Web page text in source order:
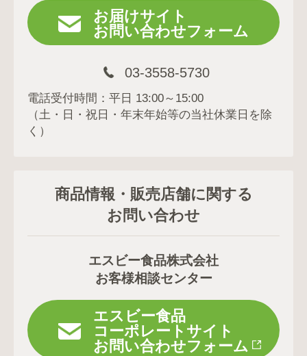
お届けサイト
お問い合わせフォーム
03-3558-5730
電話受付時間：平日 13:00～15:00
（土・日・祝日・年末年始等の当社休業日を除
く）
商品情報・販売店舗に関する
お問い合わせ
エスビー食品株式会社
お客様相談センター
エスビー食品
コーポレートサイト
お問い合わせフォーム